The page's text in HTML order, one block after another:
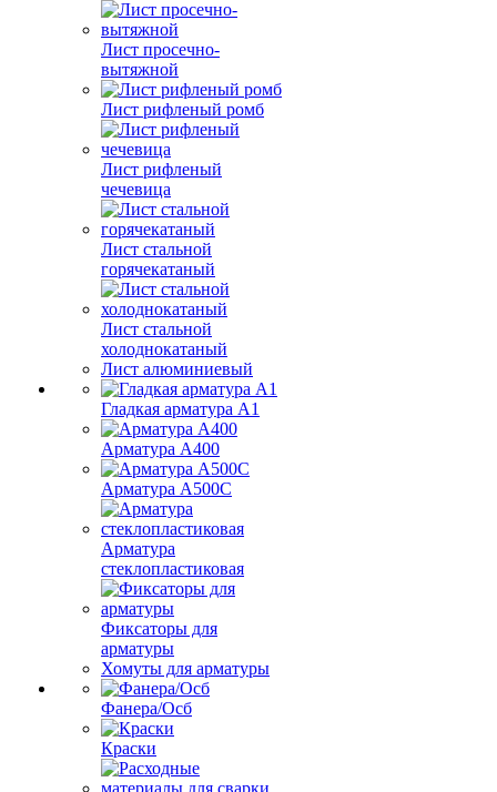
Лист просечно-
вытяжной
Лист рифленый ромб
Лист рифленый
чечевица
Лист стальной
горячекатаный
Лист стальной
холоднокатаный
Лист алюминиевый
Гладкая арматура А1
Арматура А400
Арматура A500C
Арматура
стеклопластиковая
Фиксаторы для
арматуры
Хомуты для арматуры
Фанера/Осб
Краски